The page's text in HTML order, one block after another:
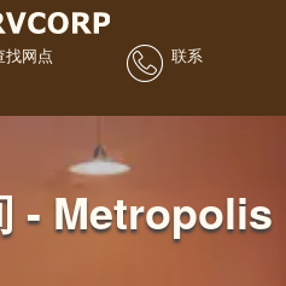
找网点 联系
- Metropolis